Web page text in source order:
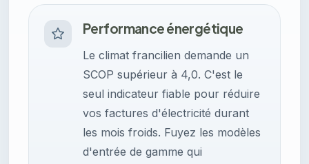
Performance énergétique
Le climat francilien demande un
SCOP supérieur à 4,0. C'est le
seul indicateur fiable pour réduire
vos factures d'électricité durant
les mois froids. Fuyez les modèles
d'entrée de gamme qui